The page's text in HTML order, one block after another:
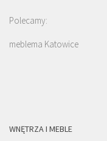
Polecamy:
meblema Katowice
WNĘTRZA I MEBLE